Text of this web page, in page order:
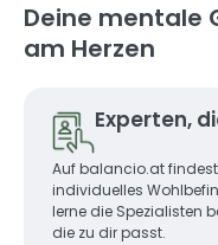
Deine mentale
am Herzen
Experten,
Auf balancio.at
individuelles
lerne die Spezialisten
die zu dir passt.